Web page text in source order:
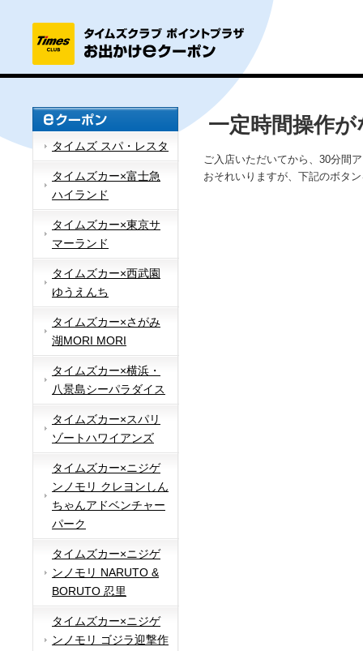
タイムズ スパ・レスタ
タイムズカー×富士急
ハイランド
タイムズカー×東京サ
マーランド
タイムズカー×西武園
ゆうえんち
タイムズカー×さがみ
湖MORI MORI
タイムズカー×横浜・
八景島シーパラダイス
タイムズカー×スパリ
ゾートハワイアンズ
タイムズカー×ニジゲ
ンノモリ クレヨンしん
ちゃんアドベンチャー
パーク
タイムズカー×ニジゲ
ンノモリ NARUTO &
BORUTO 忍里
タイムズカー×ニジゲ
ンノモリ ゴジラ迎撃作
一定時間操作
ご入店いただいてから、30分間
おそれいりますが、下記のボタ